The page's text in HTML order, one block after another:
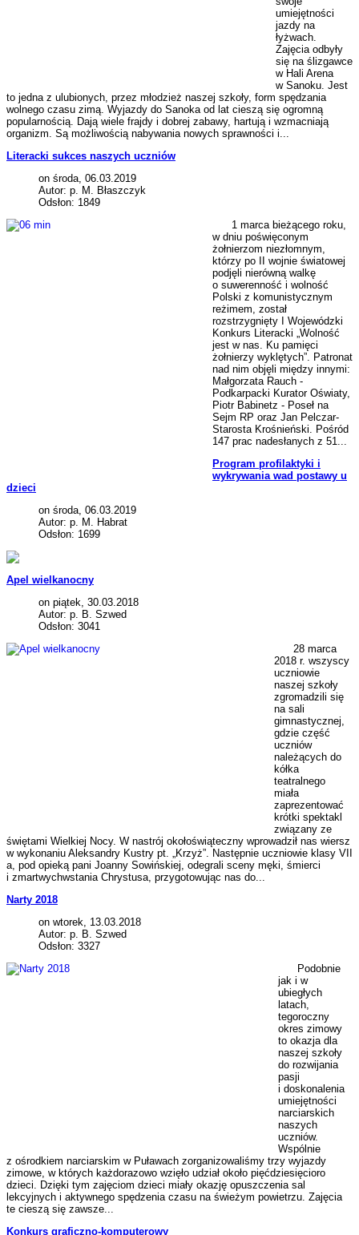
umiejętności
jazdy na
łyżwach.
Zajęcia odbyły
się na ślizgawce
w Hali Arena
w Sanoku. Jest
to jedna z ulubionych, przez młodzież naszej szkoły, form spędzania
wolnego czasu zimą. Wyjazdy do Sanoka od lat cieszą się ogromną
popularnością. Dają wiele frajdy i dobrej zabawy, hartują i wzmacniają
organizm. Są możliwością nabywania nowych sprawności i...
Literacki sukces naszych uczniów
on środa, 06.03.2019
Autor: p. M. Błaszczyk
Odsłon: 1849
1 marca bieżącego roku,
w dniu poświęconym
żołnierzom niezłomnym,
którzy po II wojnie światowej
podjęli nierówną walkę
o suwerenność i wolność
Polski z komunistycznym
reżimem, został
rozstrzygnięty I Wojewódzki
Konkurs Literacki „Wolność
jest w nas. Ku pamięci
żołnierzy wyklętych”. Patronat
nad nim objęli między innymi:
Małgorzata Rauch -
Podkarpacki Kurator Oświaty,
Piotr Babinetz - Poseł na
Sejm RP oraz Jan Pelczar-
Starosta Krośnieński. Pośród
147 prac nadesłanych z 51...
Program profilaktyki i
wykrywania wad postawy u
dzieci
on środa, 06.03.2019
Autor: p. M. Habrat
Odsłon: 1699
Apel wielkanocny
on piątek, 30.03.2018
Autor: p. B. Szwed
Odsłon: 3041
28 marca
2018 r. wszyscy
uczniowie
naszej szkoły
zgromadzili się
na sali
gimnastycznej,
gdzie część
uczniów
należących do
kółka
teatralnego
miała
zaprezentować
krótki spektakl
związany ze
świętami Wielkiej Nocy. W nastrój okołoświąteczny wprowadził nas wiersz
w wykonaniu Aleksandry Kustry pt. „Krzyż”. Następnie uczniowie klasy VII
a, pod opieką pani Joanny Sowińskiej, odegrali sceny męki, śmierci
i zmartwychwstania Chrystusa, przygotowując nas do...
Narty 2018
on wtorek, 13.03.2018
Autor: p. B. Szwed
Odsłon: 3327
Podobnie
jak i w
ubiegłych
latach,
tegoroczny
okres zimowy
to okazja dla
naszej szkoły
do rozwijania
pasji
i doskonalenia
umiejętności
narciarskich
naszych
uczniów.
Wspólnie
z ośrodkiem narciarskim w Puławach zorganizowaliśmy trzy wyjazdy
zimowe, w których każdorazowo wzięło udział około pięćdziesięcioro
dzieci. Dzięki tym zajęciom dzieci miały okazję opuszczenia sal
lekcyjnych i aktywnego spędzenia czasu na świeżym powietrzu. Zajęcia
te cieszą się zawsze...
Konkurs graficzno-komputerowy